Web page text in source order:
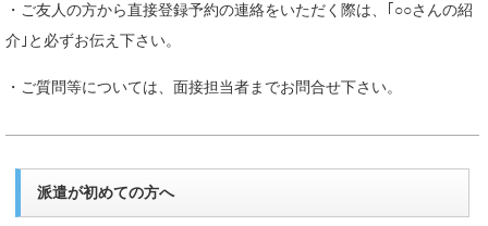
・ご友人の方から直接登録予約の連絡をいただく際は、｢○○さんの紹
介｣と必ずお伝え下さい。
・ご質問等については、面接担当者までお問合せ下さい。
派遣が初めての方へ